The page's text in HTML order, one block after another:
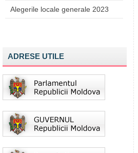
Alegerile locale generale 2023
ADRESE UTILE